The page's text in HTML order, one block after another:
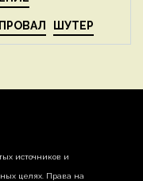
ПРОВАЛ ШУТЕР
источников и
целях. Права на